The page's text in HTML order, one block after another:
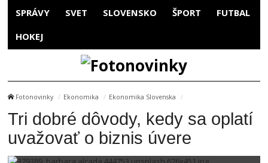
SPRÁVY SVET SLOVENSKO ŠPORT FUTBAL
HOKEJ
Fotonovinky Ekonomika Ekonomika Slovenska
Tri dobré dôvody, kedy sa oplatí
uvažovať o biznis úvere